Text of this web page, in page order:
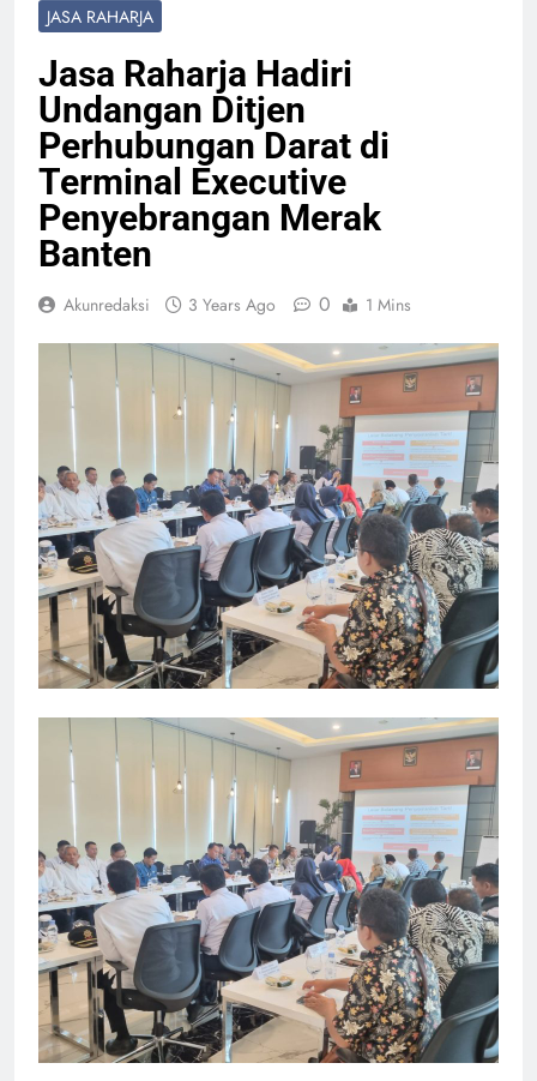
JASA RAHARJA
Jasa Raharja Hadiri
Undangan Ditjen
Perhubungan Darat di
Terminal Executive
Penyebrangan Merak
Banten
Akunredaksi 3 Years Ago 0 1 Mins